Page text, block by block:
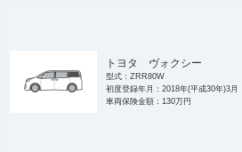
トヨタ ヴォクシー
型式：ZRR80W
初度登録年月：2018年(平成30年)3月
車両保険金額：130万円